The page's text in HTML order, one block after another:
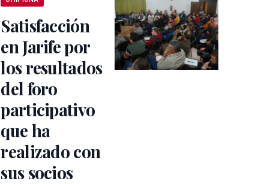
Satisfacción
en Jarife por
los resultados
del foro
participativo
que ha
realizado con
sus socios